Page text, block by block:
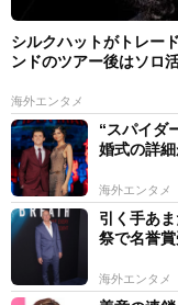
シルクハットがトレー
ンドのツアー後はソロ
海外エンタメ
“スパイダ
婚式の詳
海外エンタメ
引く手あ
祭で名誉
海外エンタメ